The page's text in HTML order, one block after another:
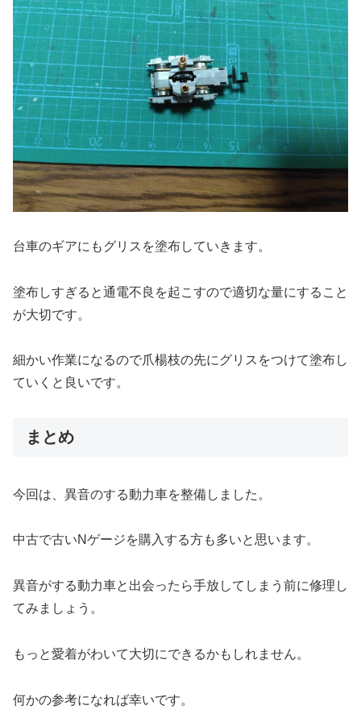
台車のギアにもグリスを塗布していきます。
塗布しすぎると通電不良を起こすので適切な量にすること
が大切です。
細かい作業になるので爪楊枝の先にグリスをつけて塗布し
ていくと良いです。
まとめ
今回は、異音のする動力車を整備しました。
中古で古いNゲージを購入する方も多いと思います。
異音がする動力車と出会ったら手放してしまう前に修理し
てみましょう。
もっと愛着がわいて大切にできるかもしれません。
何かの参考になれば幸いです。